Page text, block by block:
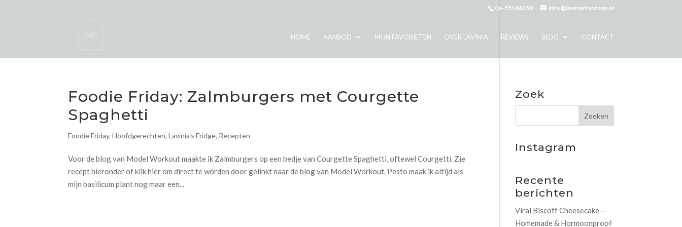
06-55146250 info@laviniafrantzen.nl
HOME AANBOD MIJN FAVORIETEN OVER LAVINIA REVIEWS BLOG CONTACT
Foodie Friday: Zalmburgers met Courgette
Spaghetti
Foodie Friday,Hoofdgerechten,Lavinia's Fridge, Recepten
Voor de blog van Model Workout maakte ik Zalmburgers op een bedje van Courgette Spaghetti, oftewel Courgetti. Zie
recept hieronder of klik hier om direct te worden door gelinkt naar de blog van Model Workout. Pesto maak ik altijd als
mijn basilicum plant nog maar een...
Zoek
Instagram
Recente
berichten
Viral Biscoff Cheesecake –
Homemade & Hormoonproof